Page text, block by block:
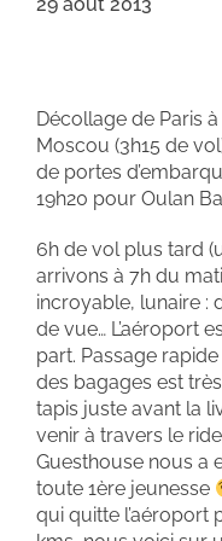
Décollage de Paris à
Moscou (3h15 de
de portes
19h20 pour Oulan
6h de vol plus tard
arrivons à 7h du
incroyable, lunaire :
de vue… L’aéroport
part. Passage
des bagages est
tapis juste avant la
venir à travers le
Guesthouse nous a
toute 1ère jeunesse
qui quitte l’aéroport